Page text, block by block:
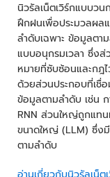
นิวรัลเน็ตเวิร์กแบบวน
ฝึกฝนเพื่อประมวลผล
ลำดับเฉพาะ ข้อมูลตา
แบบอนุกรมเวลา ซึ่ง
หมายที่ซับซ้อนและกฎ
ด้วยส่วนประกอบที่เชื่
ข้อมูลตามลำดับ เช่น
RNN ส่วนใหญ่ถูกแท
ขนาดใหญ่ (LLM) ซึ่ง
ตามลำดับ